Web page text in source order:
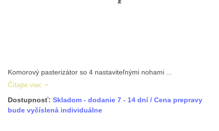
Komorový pasterizátor so 4 nastaviteľnými nohami ...
Čítajte viac
Dostupnosť: Skladom - dodanie 7 - 14 dní / Cena prepravy
bude vyčíslená individuálne